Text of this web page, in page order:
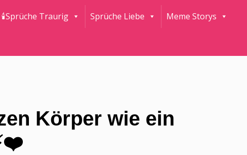
🕯Sprüche Traurig Sprüche Liebe Meme Storys
Körper wie ein